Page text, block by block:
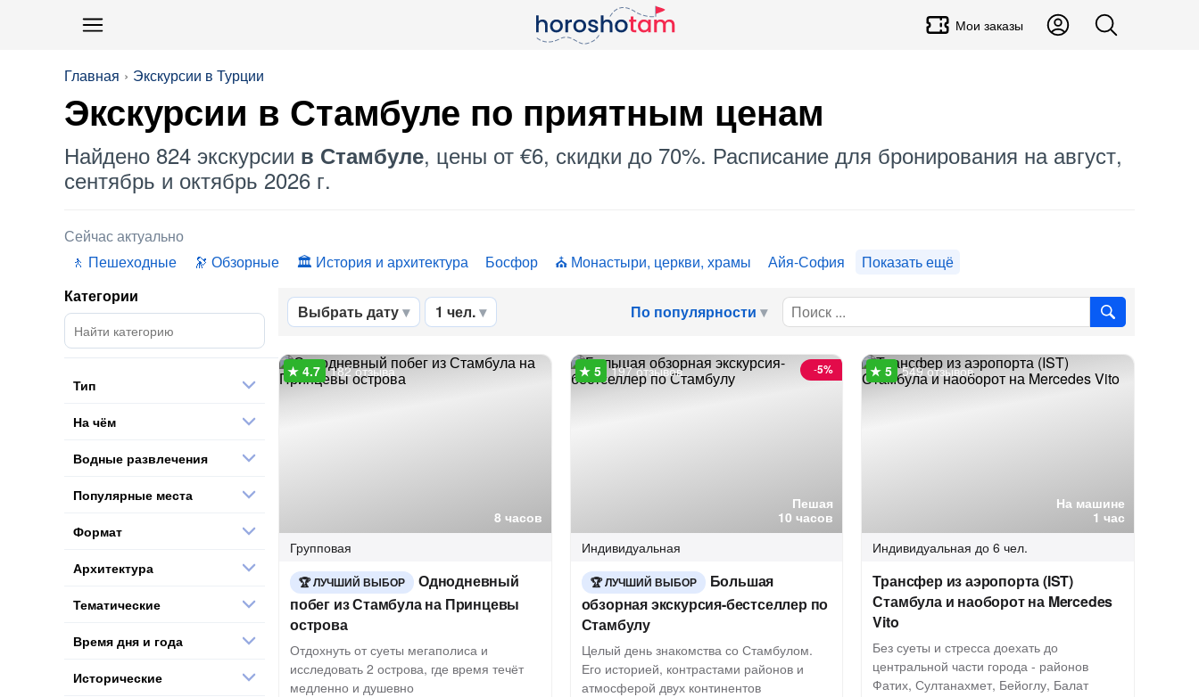
Мои заказы
Главная Экскурсии в Турции
Экскурсии в Стамбуле по приятным ценам
Найдено 824 экскурсии в Стамбуле, цены от €6, скидки до 70%. Расписание для бронирования на август,
сентябрь и октябрь 2026 г.
Сейчас актуально
Пешеходные
Обзорные История и архитектура Босфор Монастыри, церкви, храмы Айя-София Показать ещё
Выбрать дату 1 чел. По популярности
8 часов
182 отзыва
Групповая
ЛУЧШИЙ ВЫБОР
Однодневный
побег из Стамбула на Принцевы
острова
Отдохнуть от суеты мегаполиса и
исследовать 2 острова, где время течёт
медленно и душевно
Пешая
10 часов
-5%
197 отзывов
Индивидуальная
ЛУЧШИЙ ВЫБОР
Большая
обзорная экскурсия-бестселлер по
Стамбулу
Целый день знакомства со Стамбулом.
Его историей, контрастами районов и
атмосферой двух континентов
На машине
1 час
549 отзывов
Индивидуальная до 6 чел.
Трансфер из аэропорта (IST)
Стамбула и наоборот на Mercedes
Vito
Без суеты и стресса доехать до
центральной части города - районов
Фатих, Султанахмет, Бейоглу, Балат
Категории
Тип
На чём
Водные развлечения
Популярные места
Формат
Архитектура
Тематические
Время дня и года
Исторические